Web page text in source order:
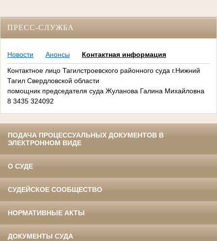
ПРЕСС-СЛУЖБА
Новости Анонсы Контактная информация
Контактное лицо Тагилстроевского районного суда г.Нижний
Тагил Свердловской области
помощник председателя суда Жуланова Галина Михайловна
8 3435 324092
ПОДАЧА ПРОЦЕССУАЛЬНЫХ ДОКУМЕНТОВ В
ЭЛЕКТРОННОМ ВИДЕ
О СУДЕ
СУДЕЙСКОЕ СООБЩЕСТВО
НОРМАТИВНЫЕ АКТЫ
ДОКУМЕНТЫ СУДА